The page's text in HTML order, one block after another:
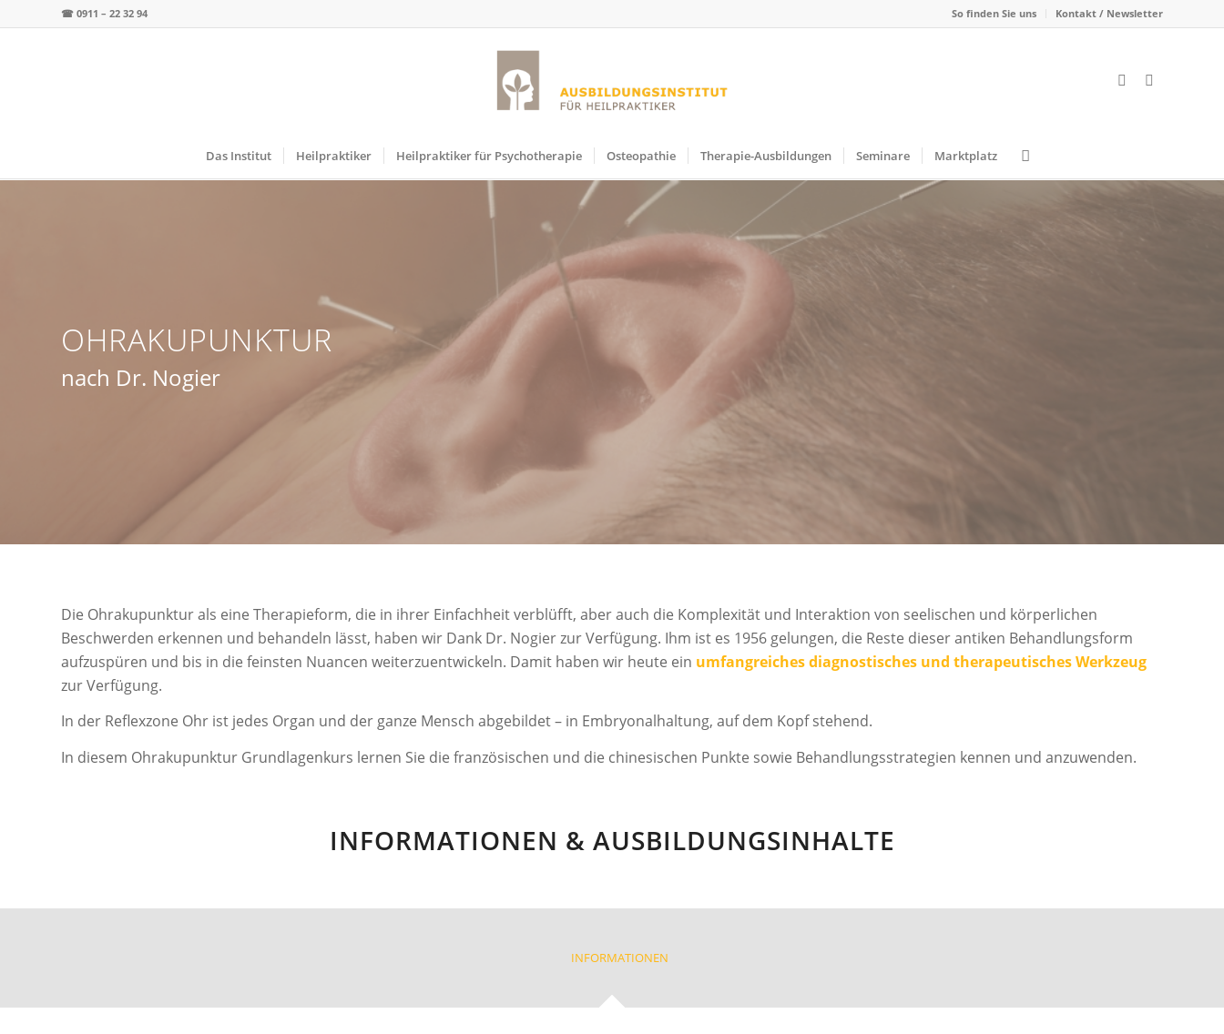
So finden Sie uns Kontakt / Newsletter
☎ 0911 – 22 32 94
Das Institut Heilpraktiker Heilpraktiker für Psychotherapie Osteopathie Therapie-Ausbildungen Seminare Marktplatz
OHRAKUPUNKTUR
nach Dr. Nogier
Die Ohrakupunktur als eine Therapieform, die in ihrer Einfachheit verblüfft, aber auch die Komplexität und Interaktion von seelischen und körperlichen
Beschwerden erkennen und behandeln lässt, haben wir Dank Dr. Nogier zur Verfügung. Ihm ist es 1956 gelungen, die Reste dieser antiken Behandlungsform
aufzuspüren und bis in die feinsten Nuancen weiterzuentwickeln. Damit haben wir heute ein umfangreiches diagnostisches und therapeutisches Werkzeug
zur Verfügung.
In der Reflexzone Ohr ist jedes Organ und der ganze Mensch abgebildet – in Embryonalhaltung, auf dem Kopf stehend.
In diesem Ohrakupunktur Grundlagenkurs lernen Sie die französischen und die chinesischen Punkte sowie Behandlungsstrategien kennen und anzuwenden.
INFORMATIONEN & AUSBILDUNGSINHALTE
INFORMATIONEN